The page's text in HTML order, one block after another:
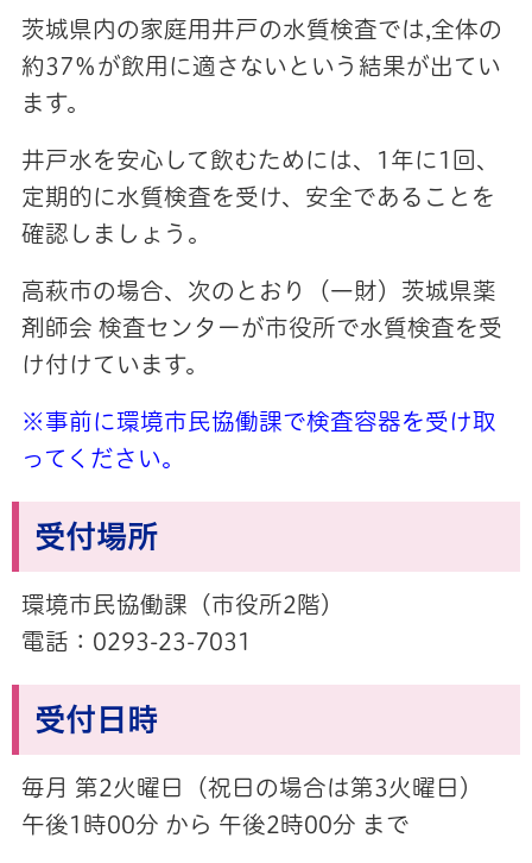
茨城県内の家庭用井戸の水質検査では,全体の
約37％が飲用に適さないという結果が出てい
ます。
井戸水を安心して飲むためには、1年に1回、
定期的に水質検査を受け、安全であることを
確認しましょう。
高萩市の場合、次のとおり（一財）茨城県薬
剤師会 検査センターが市役所で水質検査を受
け付けています。
※事前に環境市民協働課で検査容器を受け取
ってください。
受付場所
環境市民協働課（市役所2階）
電話：0293-23-7031
受付日時
毎月 第2火曜日（祝日の場合は第3火曜日）
午後1時00分 から 午後2時00分 まで